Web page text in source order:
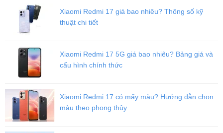
Xiaomi Redmi 17 giá bao nhiêu? Thông số kỹ
thuật chi tiết
Xiaomi Redmi 17 5G giá bao nhiêu? Bảng giá và
cấu hình chính thức
Xiaomi Redmi 17 có mấy màu? Hướng dẫn chọn
màu theo phong thủy